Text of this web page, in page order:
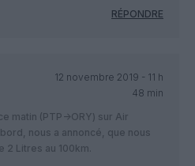
RÉPONDRE
12 novembre 2019 - 11 h
48 min
matin (PTP->ORY) sur Air
nous a annoncé, que nous
2 Litres au 100km.